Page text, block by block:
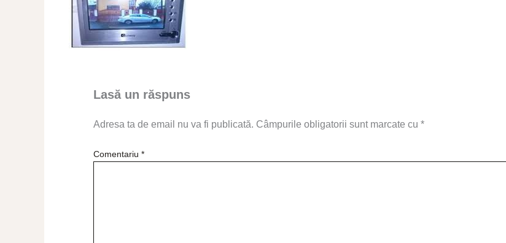
Lasă un răspuns
Adresa ta de email nu va fi publicată. Câmpurile obligatorii sunt marcate cu *
Comentariu *